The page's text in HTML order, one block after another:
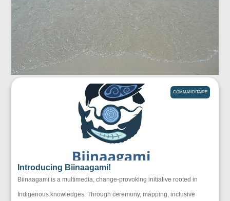
COMMANDITAIRE
Introducing Biinaagami!
Biinaagami is a multimedia, change-provoking initiative rooted in
Indigenous knowledges. Through ceremony, mapping, inclusive